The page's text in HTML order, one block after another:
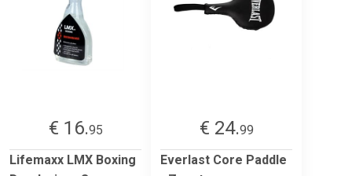
€ 16.95
Lifemaxx LMX Boxing
€ 24.99
Everlast Core Paddle